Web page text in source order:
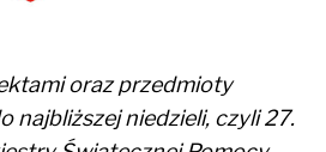
oraz przedmioty
najbliższej niedzieli, czyli27.